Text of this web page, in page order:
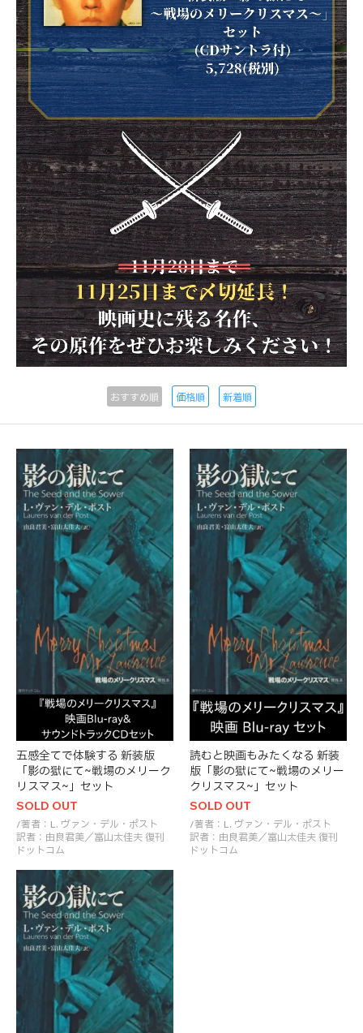
おすすめ順 価格順 新着順
五感全てで体験する 新装版
「影の獄にて~戦場のメリーク
リスマス~」セット
SOLD OUT
/著者：L. ヴァン・デル・ポスト
訳者：由良君美／富山太佳夫 復刊
ドットコム
読むと映画もみたくなる 新装
版「影の獄にて~戦場のメリー
クリスマス~」セット
SOLD OUT
/著者：L. ヴァン・デル・ポスト
訳者：由良君美／富山太佳夫 復刊
ドットコム